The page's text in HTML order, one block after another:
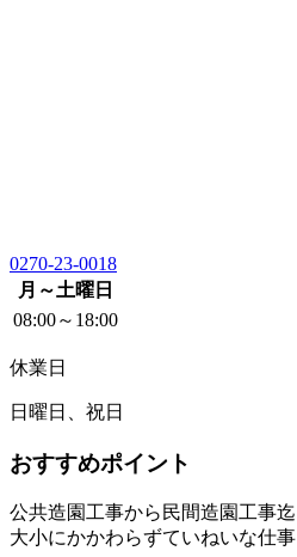
0270-23-0018
月～土曜日
08:00～18:00
休業日
日曜日、祝日
おすすめポイント
公共造園工事から民間造園工事迄
大小にかかわらずていねいな仕事